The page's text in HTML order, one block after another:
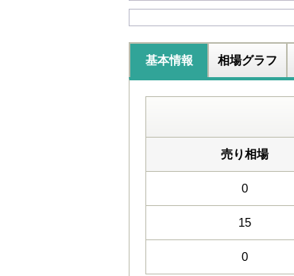
基本情報 相場グラフ
売り相場
0
15
0